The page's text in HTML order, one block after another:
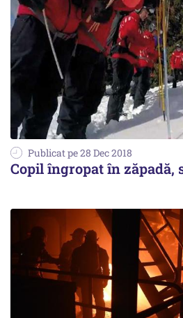
Publicat pe 28 Dec 2018
Copil îngropat în zăpadă,